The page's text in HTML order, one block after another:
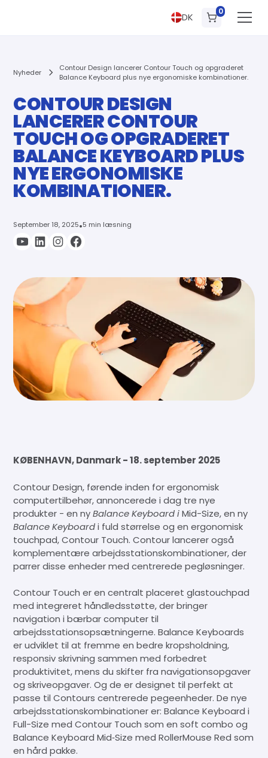
DK 0
Nyheder
Contour Design lancerer Contour Touch og opgraderet
Balance Keyboard plus nye ergonomiske kombinationer.
CONTOUR DESIGN
LANCERER CONTOUR
TOUCH OG OPGRADERET
BALANCE KEYBOARD PLUS
NYE ERGONOMISKE
KOMBINATIONER.
September 18, 2025•5 min læsning
KØBENHAVN, Danmark - 18. september 2025
Contour Design, førende inden for ergonomisk
computertilbehør, annoncerede i dag tre nye
produkter - en nyBalance Keyboard iMid-Size, en ny
Balance Keyboardi fuld størrelse og en ergonomisk
touchpad, Contour Touch. Contour lancerer også
komplementære arbejdsstationskombinationer, der
parrer disse enheder med centrerede pegløsninger.
Contour Touch er en centralt placeret glastouchpad
med integreret håndledsstøtte, der bringer
navigation i bærbar computer til
arbejdsstationsopsætningerne. Balance Keyboards
er udviklet til at fremme en bedre kropsholdning,
responsiv skrivning sammen med forbedret
produktivitet, mens du skifter fra navigationsopgaver
og skriveopgaver. Og de er designet til perfekt at
passe til Contours centrerede pegeenheder. De nye
arbejdsstationskombinationer er: Balance Keyboard i
Full-Size med Contour Touch som en soft combo og
Balance Keyboard Mid‑Size med RollerMouse Red som
en hård pakke.